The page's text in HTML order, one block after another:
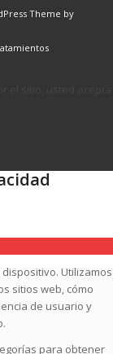
Theme by
Utilizamos
sitios web, cómo
de usuario y
para obtener